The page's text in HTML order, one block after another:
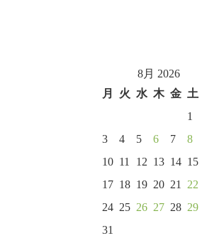
8月 2026
月
火 水 木 金 土
1
3
4 5 6 7 8
10 11 12 13 14 15
17 18 19 20 21 22
24 25 26 27 28 29
31